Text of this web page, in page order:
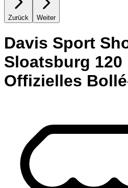
Zurück Weiter
Davis Sport
Sloatsburg 120
Offizielles